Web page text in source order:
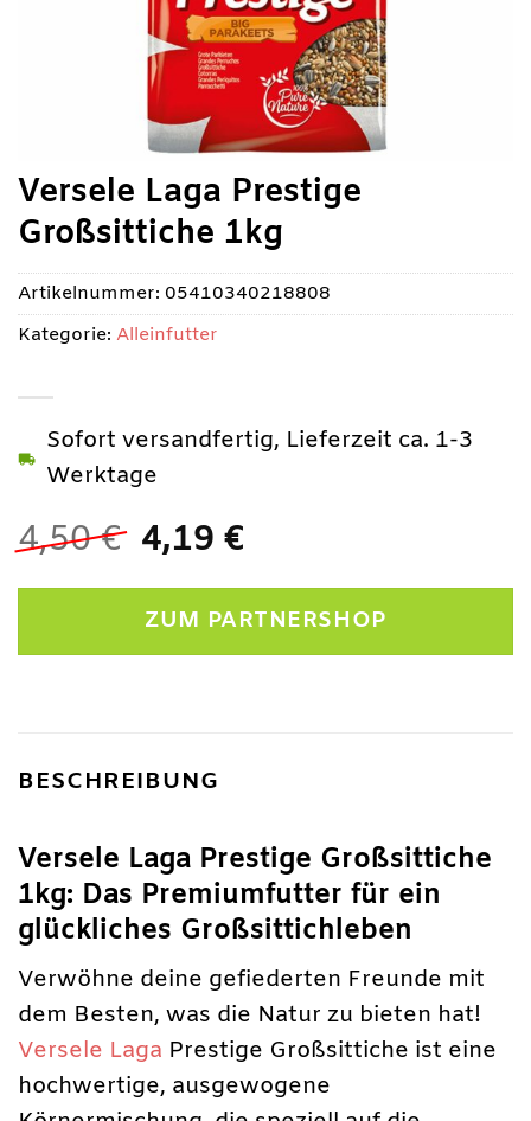
Versele Laga Prestige
Großsittiche 1kg
4,50€ Ursprünglicher
war:
4,50 €
4,19 €Aktueller
ist:
4,19 €.
Sofort versandfertig, Lieferzeit ca. 1-3
Werktage
ZUM PARTNERSHOP
Artikelnummer: 05410340218808
Kategorie: Alleinfutter
BESCHREIBUNG
Versele Laga Prestige Großsittiche
1kg: Das Premiumfutter für ein
glückliches Großsittichleben
Verwöhne deine gefiederten Freunde mit
dem Besten, was die Natur zu bieten hat!
Versele Laga Prestige Großsittiche ist eine
hochwertige, ausgewogene